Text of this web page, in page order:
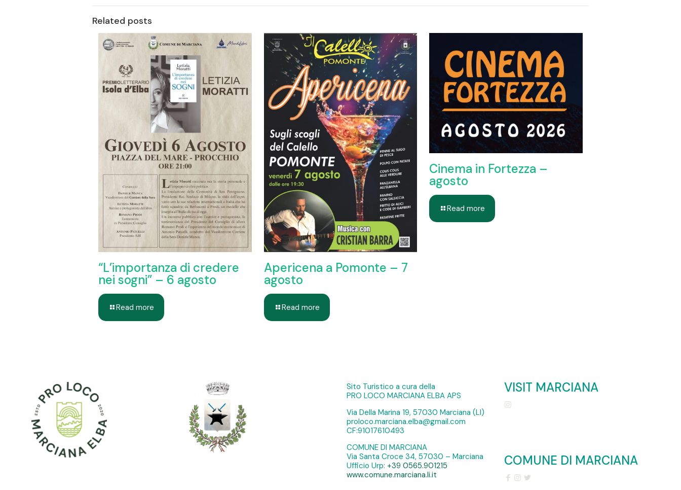
Related posts
“L’importanza di credere
nei sogni” – 6 agosto
Read more
Apericena a Pomonte – 7
agosto
Read more
Cinema in Fortezza –
agosto
Read more
Sito Turistico a cura della
PRO LOCO MARCIANA ELBA APS
Via Della Marina 19, 57030 Marciana (LI)
proloco.marciana.elba@gmail.com
CF:91017610493
COMUNE DI MARCIANA
Via Santa Croce 34, 57030 – Marciana
Ufficio Urp: +39 0565.901215
www.comune.marciana.li.it
VISIT MARCIANA
COMUNE DI MARCIANA